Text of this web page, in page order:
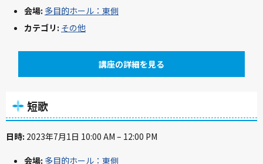
会場: 多目的ホール：東側
カテゴリ: その他
講座の詳細を見る
短歌
日時: 2023年7月1日 10:00 AM – 12:00 PM
会場: 多目的ホール：東側